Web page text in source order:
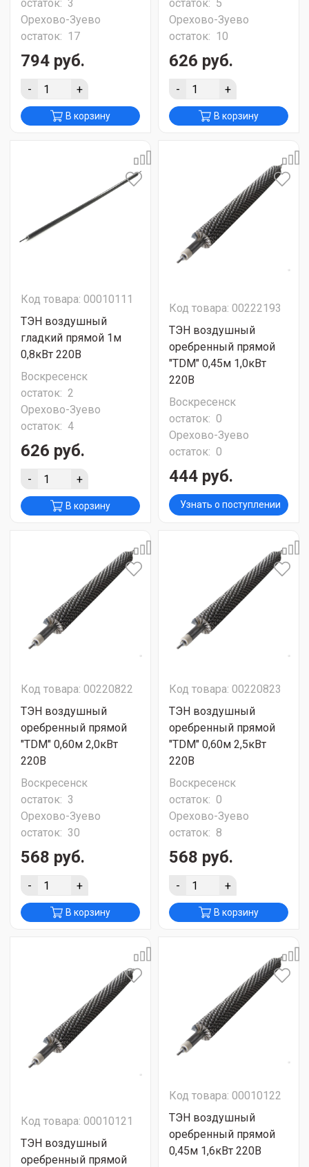
остаток: 3
Орехово-Зуево
остаток: 17
794 руб.
- +
В корзину
остаток: 5
Орехово-Зуево
остаток: 10
626 руб.
- +
В корзину
Код товара: 00010111
ТЭН воздушный
гладкий прямой 1м
0,8кВт 220В
Воскресенск
остаток: 2
Орехово-Зуево
остаток: 4
626 руб.
- +
В корзину
Код товара: 00222193
ТЭН воздушный
оребренный прямой
"TDM" 0,45м 1,0кВт
220В
Воскресенск
остаток: 0
Орехово-Зуево
остаток: 0
444 руб.
Узнать о поступлении
Код товара: 00220822
ТЭН воздушный
оребренный прямой
"TDM" 0,60м 2,0кВт
220В
Воскресенск
остаток: 3
Орехово-Зуево
остаток: 30
568 руб.
- +
В корзину
Код товара: 00220823
ТЭН воздушный
оребренный прямой
"TDM" 0,60м 2,5кВт
220В
Воскресенск
остаток: 0
Орехово-Зуево
остаток: 8
568 руб.
- +
В корзину
Код товара: 00010121
ТЭН воздушный
оребренный прямой
Код товара: 00010122
ТЭН воздушный
оребренный прямой
0,45м 1,6кВт 220В